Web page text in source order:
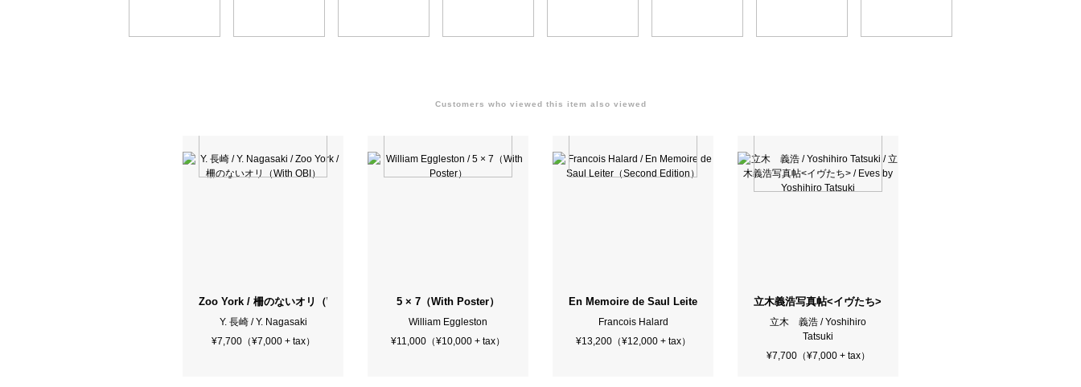
Customers who viewed this item also viewed
Zoo York / 柵のないオリ（With OBI）
Y. 長崎 / Y. Nagasaki
¥7,700（¥7,000 + tax）
5 × 7（With Poster）
William Eggleston
¥11,000（¥10,000 + tax）
En Memoire de Saul Leiter（Second Edition）
Francois Halard
¥13,200（¥12,000 + tax）
立木義浩写真帖<イヴたち> / Eves by Yoshihiro Tatsuki
立木 義浩 / Yoshihiro
Tatsuki
¥7,700（¥7,000 + tax）